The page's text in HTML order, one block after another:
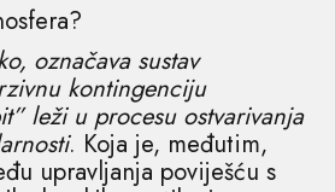
označava sustav
kontingenciju
leži u procesu ostvarivanja
. Koja je, međutim,
upravljanja poviješću s